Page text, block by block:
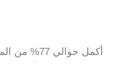
أكمل حوالي